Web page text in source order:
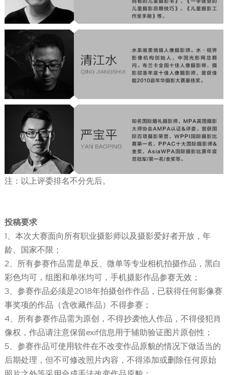
注：以上评委排名不分先后。
投稿要求
1、本次大赛面向所有职业摄影师以及摄影爱好者开放，年
龄、国家不限；
2、所有参赛作品需是单反、微单等专业相机拍摄作品，黑白
彩色均可，组图和单张均可，手机摄影作品参赛无效；
3、参赛作品必须是2018年拍摄创作作品，已获得任何影像赛
事奖项的作品（含收藏作品）不得参赛；
4、所有参赛作品需为原创，不得抄袭他人作品，不得侵犯肖
像权，作品请注意保留exif信息用于辅助验证图片原创性；
5、参赛作品可使用软件在不改变作品原貌的情况下做适当的
后期处理，但不可修改照片内容，不得添加或删除任何原始